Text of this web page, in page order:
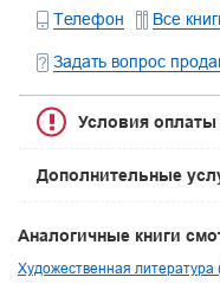
Телефон Все
Задать вопрос
Условия оплаты
Дополнительные
Аналогичные книги
Художественная литература